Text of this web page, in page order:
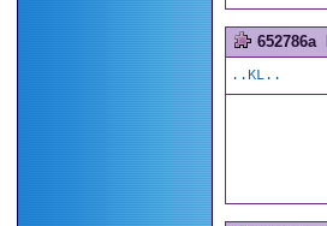
652786a
..KL..